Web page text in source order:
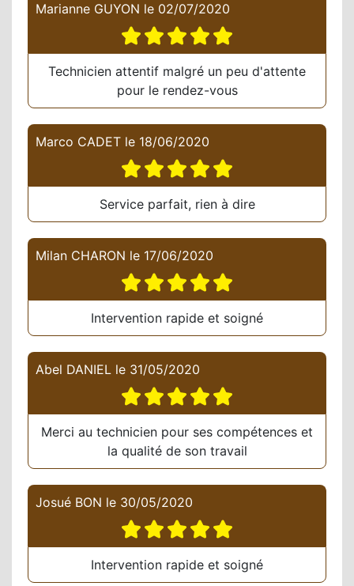
Marianne GUYON le 02/07/2020
Technicien attentif malgré un peu d'attente
pour le rendez-vous
Marco CADET le 18/06/2020
Service parfait, rien à dire
Milan CHARON le 17/06/2020
Intervention rapide et soigné
Abel DANIEL le 31/05/2020
Merci au technicien pour ses compétences et
la qualité de son travail
Josué BON le 30/05/2020
Intervention rapide et soigné